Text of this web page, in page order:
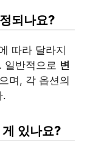
되나요?
따라 달라지
일반적으로 변
며, 각 옵션의
.
있나요?